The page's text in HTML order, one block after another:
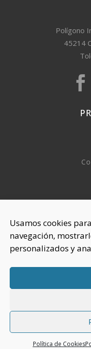
Usamos cookies
navegación,
personalizados y
Política de Cookies
Polígono
45214